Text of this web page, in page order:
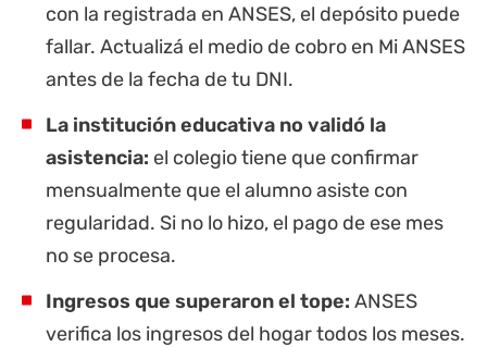
con la registrada en ANSES, el depósito puede
fallar. Actualizá el medio de cobro en Mi ANSES
antes de la fecha de tu DNI.
La institución educativa no validó la
asistencia: el colegio tiene que confirmar
mensualmente que el alumno asiste con
regularidad. Si no lo hizo, el pago de ese mes
no se procesa.
Ingresos que superaron el tope: ANSES
verifica los ingresos del hogar todos los meses.